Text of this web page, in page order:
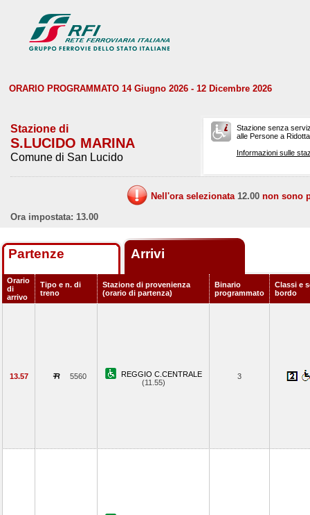
ORARIO PROGRAMMATO 14 Giugno 2026 - 12 Dicembre 2026
Stazione di
S.LUCIDO MARINA
Comune di San Lucido
Stazione senza
alle Persone a
Informazioni sulle
Nell'ora selezionata 12.00 non sono
Ora impostata: 13.00
Partenze Arrivi
Orario
di
arrivo
Tipo e n. di
treno
Stazione di provenienza
(orario di partenza)
Binario
programmato
Classi e
bordo
13.57 5560
REGGIO C.CENTRALE
(11.55)
3